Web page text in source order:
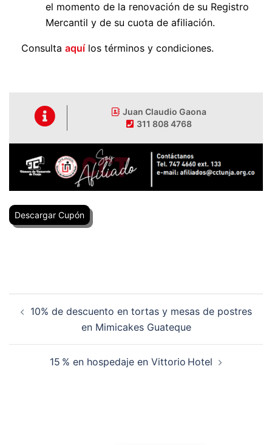
el momento de la renovación de su Registro
Mercantil y de su cuota de afiliación.
Consulta aquílos términos y condiciones.
Juan Claudio Gaona
311 808 4768
Descargar Cupón
10% de descuento en tortas y mesas de postres
en Mimicakes Guateque
15 % en hospedaje en Vittorio Hotel